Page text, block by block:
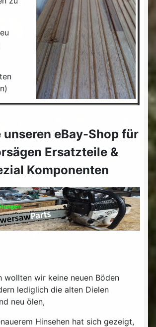
unseren eBay-Shop für
Ersatzteile &
Komponenten
wollten wir keine neuen Böden
lediglich die alten Dielen
neu ölen,
Hinsehen hat sich gezeigt,